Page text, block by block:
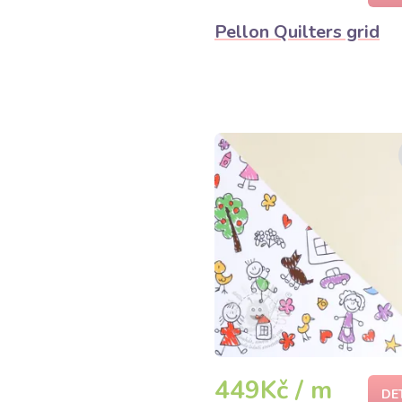
Pellon Quilters grid
449Kč / m